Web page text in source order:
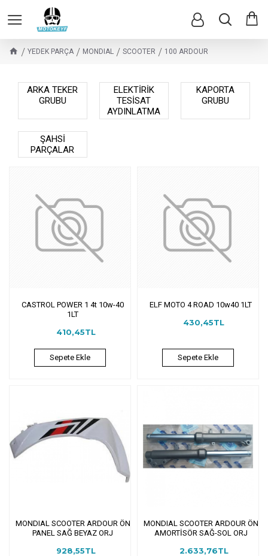
YEDEK PARÇA MONDIAL SCOOTER 100 ARDOUR
ARKA TEKER
GRUBU
ELEKTİRİK
TESİSAT
AYDINLATMA
KAPORTA
GRUBU
ŞAHSİ
PARÇALAR
CASTROL POWER 1 4t 10w-40
1LT
410,45TL
Sepete Ekle
ELF MOTO 4 ROAD 10w40 1LT
430,45TL
Sepete Ekle
MONDIAL SCOOTER ARDOUR ÖN
PANEL SAĞ BEYAZ ORJ
928,55TL
MONDIAL SCOOTER ARDOUR ÖN
AMORTİSÖR SAĞ-SOL ORJ
2.633,76TL